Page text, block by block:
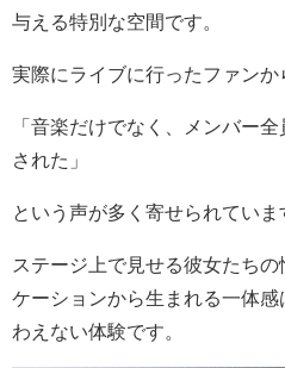
与える特別な空間です。
実際にライブに行ったファンか
「音楽だけでなく、メンバー
された」
という声が多く寄せられていま
ステージ上で見せる彼女たち
ケーションから生まれる一体
わえない体験です。